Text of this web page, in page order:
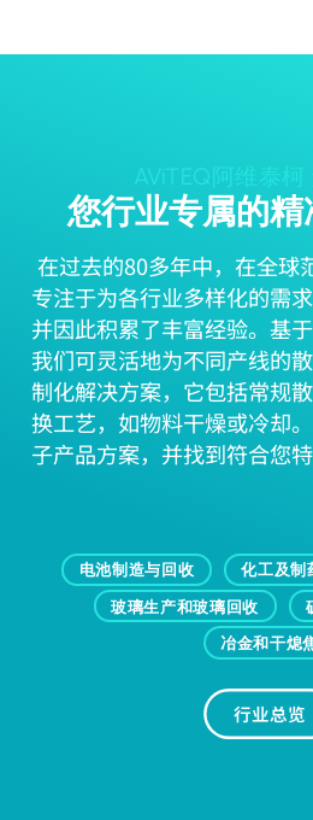
AViTEQ阿维泰柯
您行业专属的
在过去的80多年中，在全球
专注于为各行业多样化的需
并因此积累了丰富经验。基
我们可灵活地为不同产线的
制化解决方案，它包括常规
换工艺，如物料干燥或冷却
子产品方案，并找到符合您
行业总览
电池制造与回收 化工及制
玻璃生产和玻璃回收
冶金和干熄